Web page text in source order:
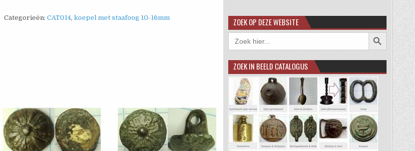
Categorieën:CAT014,koepel met staafoog 10-16mm ZOEK OP DEZE WEBSITE
Zoek
naar:
Zoekknop
ZOEK IN BEELD CATALOGUS